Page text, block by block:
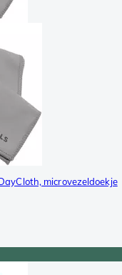
microvezeldoekje